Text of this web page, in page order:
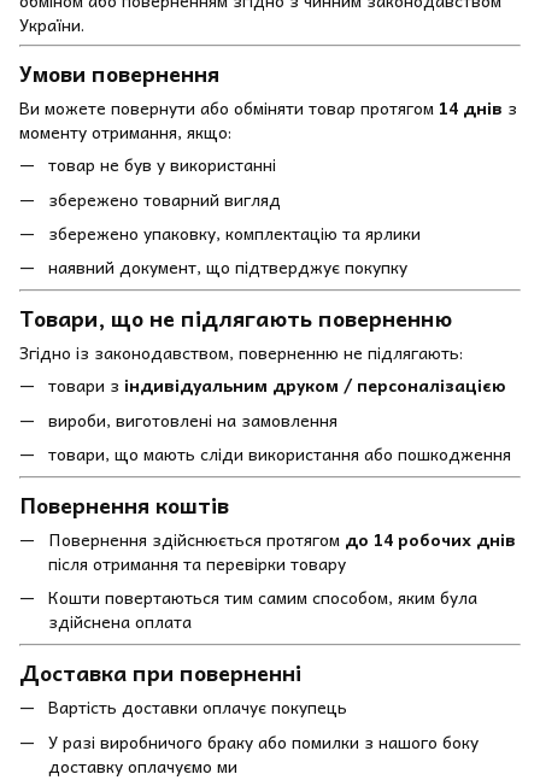
України.
Умови повернення
Ви можете повернути або обміняти товар протягом 14 днів з
моменту отримання, якщо:
товар не був у використанні
збережено товарний вигляд
збережено упаковку, комплектацію та ярлики
наявний документ, що підтверджує покупку
Товари, що не підлягають поверненню
Згідно із законодавством, поверненню не підлягають:
товари з індивідуальним друком / персоналізацією
вироби, виготовлені на замовлення
товари, що мають сліди використання або пошкодження
Повернення коштів
Повернення здійснюється протягом до 14 робочих днів
після отримання та перевірки товару
Кошти повертаються тим самим способом, яким була
здійснена оплата
Доставка при поверненні
Вартість доставки оплачує покупець
У разі виробничого браку або помилки з нашого боку
доставку оплачуємо ми